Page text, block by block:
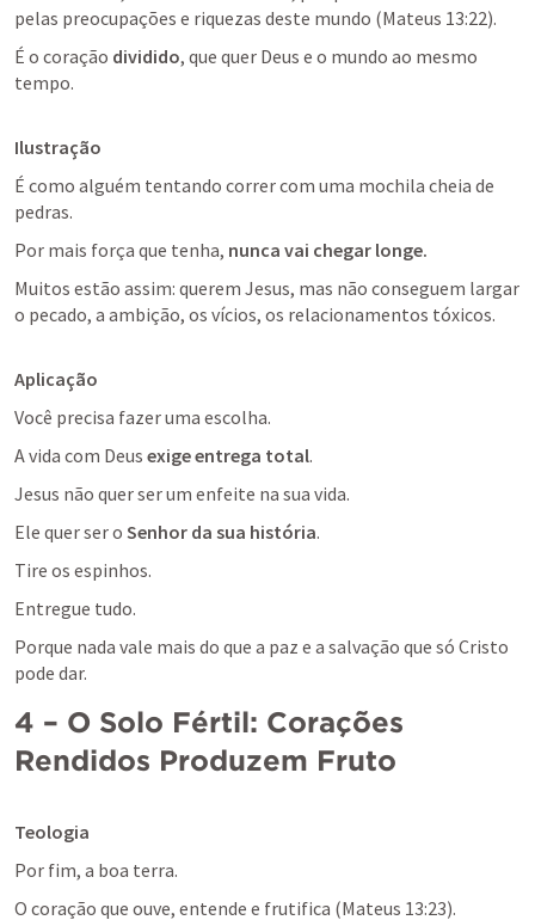
pelas preocupações e riquezas deste mundo (Mateus 13:22).
É o coração dividido, que quer Deus e o mundo ao mesmo
tempo.
Ilustração
É como alguém tentando correr com uma mochila cheia de
pedras.
Por mais força que tenha, nunca vai chegar longe.
Muitos estão assim: querem Jesus, mas não conseguem largar
o pecado, a ambição, os vícios, os relacionamentos tóxicos.
Aplicação
Você precisa fazer uma escolha.
A vida com Deus exige entrega total.
Jesus não quer ser um enfeite na sua vida.
Ele quer ser o Senhor da sua história.
Tire os espinhos.
Entregue tudo.
Porque nada vale mais do que a paz e a salvação que só Cristo
pode dar.
4 – O Solo Fértil: Corações
Rendidos Produzem Fruto
Teologia
Por fim, a boa terra.
O coração que ouve, entende e frutifica (Mateus 13:23).